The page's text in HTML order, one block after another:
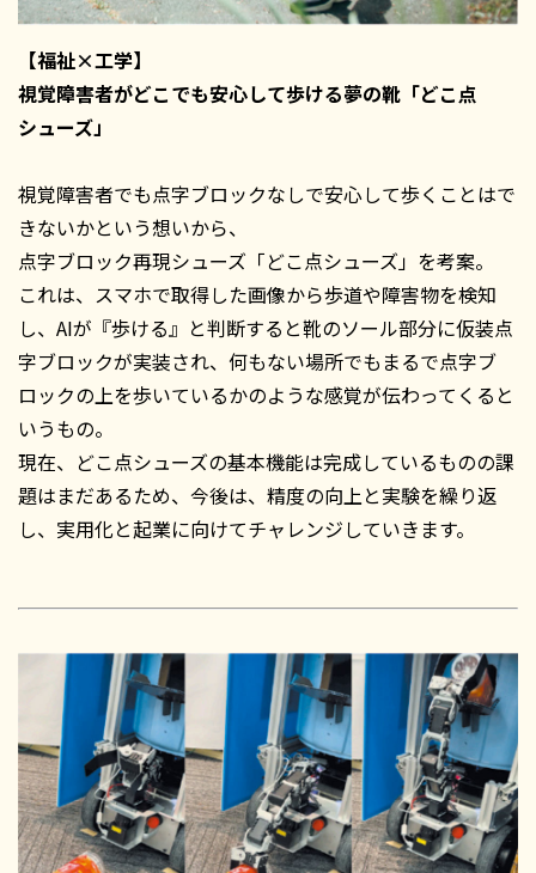
【福祉×工学】
視覚障害者がどこでも安心して歩ける夢の靴「どこ点
シューズ」
視覚障害者でも点字ブロックなしで安心して歩くことはで
きないかという想いから、
点字ブロック再現シューズ「どこ点シューズ」を考案。
これは、スマホで取得した画像から歩道や障害物を検知
し、AIが『歩ける』と判断すると靴のソール部分に仮装点
字ブロックが実装され、何もない場所でもまるで点字ブ
ロックの上を歩いているかのような感覚が伝わってくると
いうもの。
現在、どこ点シューズの基本機能は完成しているものの課
題はまだあるため、今後は、精度の向上と実験を繰り返
し、実用化と起業に向けてチャレンジしていきます。